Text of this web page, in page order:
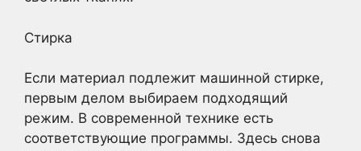
Стирка
Если материал подлежит машинной стирке,
первым делом выбираем подходящий
режим. В современной технике есть
соответствующие программы. Здесь снова